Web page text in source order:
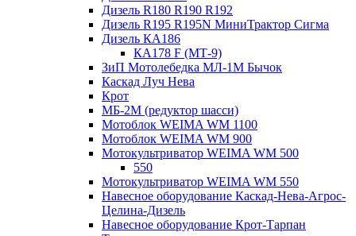
Дизель R180 R190 R192
Дизель R195 R195N МиниТрактор Сигма
Дизель КА186
КА178 F (МТ-9)
ЗиП Мотолебедка МЛ-1М Бычок
Каскад Луч Нева
Крот
МБ-2М (редуктор шасси)
Мотоблок WEIMA WM 1100
Мотоблок WEIMA WM 900
Мотокультриватор WEIMA WM 500
550
Мотокультриватор WEIMA WM 550
Навесное оборудование Каскад-Нева-Агрос-
Целина-Дизель
Навесное оборудование Крот-Тарпан